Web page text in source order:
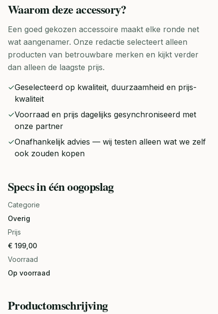
Waarom dezeaccessory?
Een goed gekozen accessoire maakt elke ronde net
wat aangenamer. Onze redactie selecteert alleen
producten van betrouwbare merken en kijkt verder
dan alleen de laagste prijs.
✓Geselecteerd op kwaliteit, duurzaamheid en prijs-
kwaliteit
✓Voorraad en prijs dagelijks gesynchroniseerd met
onze partner
✓Onafhankelijk advies — wij testen alleen wat we zelf
ook zouden kopen
Specs in één oogopslag
Categorie
Overig
Prijs
€ 199,00
Voorraad
Op voorraad
Productomschrijving